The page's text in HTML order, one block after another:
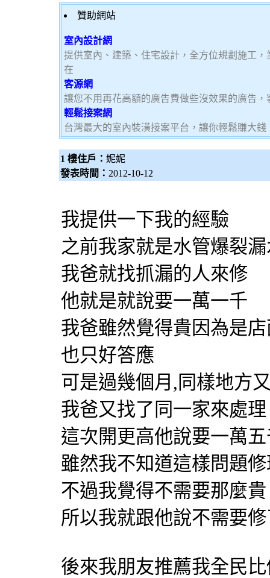
贊助網站
室內設計網
提供室內、建築、住宅設計，全方位規劃施工
在
客源網
讓您不用再花高額的廣告費做些沒效果的廣告
輕鬆接案網
台灣最大的室內裝潢接案平台，讓你輕鬆賺大
1 樓住戶： 妮妮
發表時間： 2012-10-12
我提供一下我的經驗
之前我家就是水管爆裂
我爸就找抓漏的人來修
他就是就說要一萬一千
我爸雖然覺得貴因為是
也只好答應
可是過幾個月,同樣地方
我爸又找了同一家來處理
這次開更高他說要一萬
雖然我不知道這樣問題
不過我覺得不需要那麼貴
所以我就跟他說不需要
後來我朋友推薦我全民